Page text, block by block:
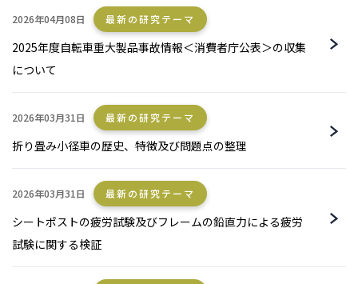
2026年04月08日 最新の研究テーマ
2025年度自転車重大製品事故情報＜消費者庁公表＞の収集
について
2026年03月31日 最新の研究テーマ
折り畳み小径車の歴史、特徴及び問題点の整理
2026年03月31日 最新の研究テーマ
シートポストの疲労試験及びフレームの鉛直力による疲労
試験に関する検証